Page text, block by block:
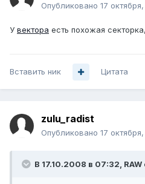
Опубликовано 17
У вектора есть похожая
Вставить ник Цитата
zulu_radist
Опубликовано 17
В 17.10.2008 в 07:32, RAW